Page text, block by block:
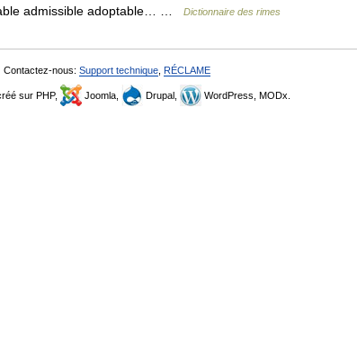
admissible adoptable… …
Dictionnaire des rimes
Contactez-nous: Support technique RÉCLAME
sur PHP, Joomla, Drupal, WordPress, MODx.